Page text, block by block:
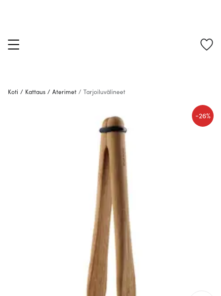
Koti / Kattaus / Aterimet / Tarjoiluvälineet
-26%